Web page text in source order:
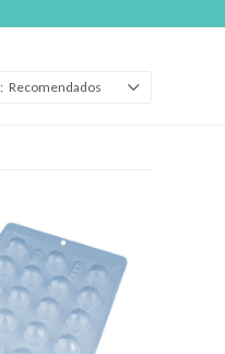
Recomendados